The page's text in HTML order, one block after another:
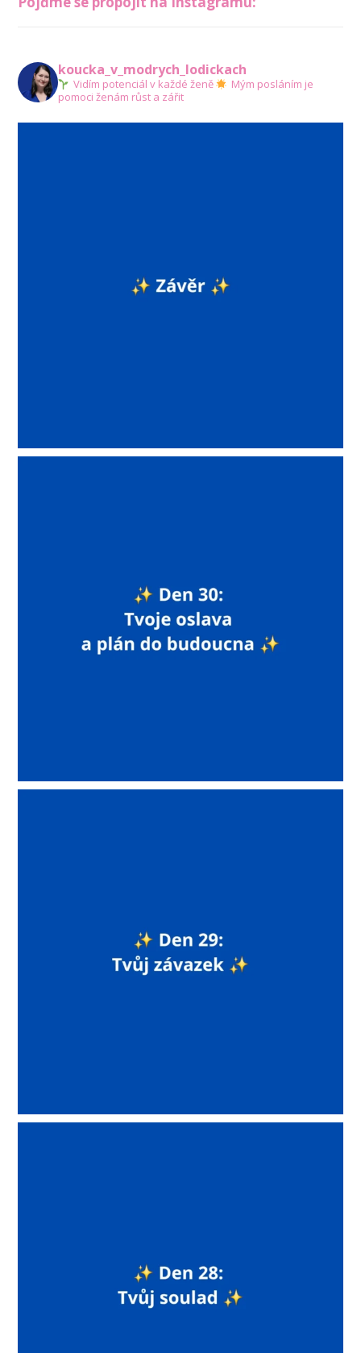
koucka_v_modrych_lodickach
Vidím potenciál v každé ženě
Mým posláním je
pomoci ženám růst a zářit